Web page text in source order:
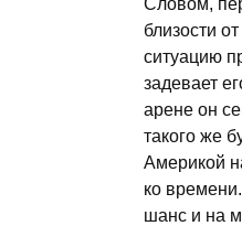
Словом,
близости
ситуацию
задевает
арене он
такого же
Америкой
ко
шанс и на